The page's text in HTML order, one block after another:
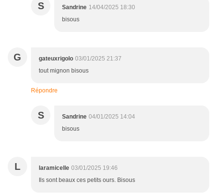
S Sandrine 14/04/2025 18:30
bisous
G gateuxrigolo 03/01/2025 21:37
tout mignon bisous
Répondre
S Sandrine 04/01/2025 14:04
bisous
L laramicelle 03/01/2025 19:46
Ils sont beaux ces petits ours. Bisous